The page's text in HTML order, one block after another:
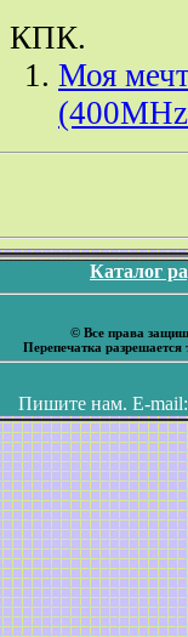
КПК.
Моя
Каталог
© Все права
Перепечатка
Пишите нам. E-